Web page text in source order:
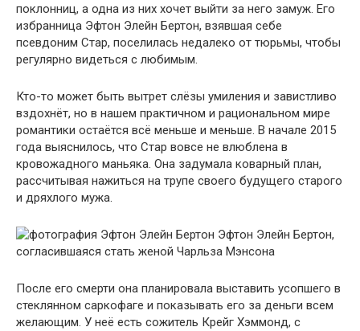
поклонниц, а одна из них хочет выйти за него замуж. Его
избранница Эфтон Элейн Бертон, взявшая себе
псевдоним Стар, поселилась недалеко от тюрьмы, чтобы
регулярно видеться с любимым.
Кто-то может быть вытрет слёзы умиления и завистливо
вздохнёт, но в нашем практичном и рациональном мире
романтики остаётся всё меньше и меньше. В начале 2015
года выяснилось, что Стар вовсе не влюблена в
кровожадного маньяка. Она задумала коварный план,
рассчитывая нажиться на трупе своего будущего старого
и дряхлого мужа.
Эфтон Элейн Бертон,
согласившаяся стать женой Чарльза Мэнсона
После его смерти она планировала выставить усопшего в
стеклянном саркофаге и показывать его за деньги всем
желающим. У неё есть сожитель Крейг Хэммонд, с